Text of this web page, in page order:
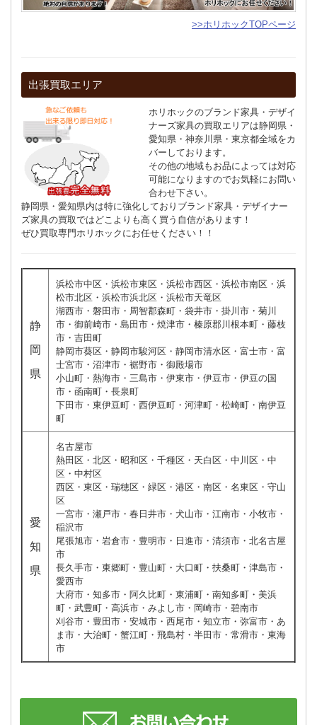
>>ホリホックTOPページ
出張買取エリア
ホリホックのブランド家具・デザイ
ナーズ家具の買取エリアは静岡県・
愛知県・神奈川県・東京都全域をカ
バーしております。
その他の地域もお品によっては対応
可能になりますのでお気軽にお問い
合わせ下さい。
静岡県・愛知県内は特に強化しておりブランド家具・デザイナー
ズ家具の買取ではどこよりも高く買う自信があります！
ぜひ買取専門ホリホックにお任せください！！
静
岡
県
浜松市中区・浜松市東区・浜松市西区・浜松市南区・浜
松市北区・浜松市浜北区・浜松市天竜区
湖西市・磐田市・周智郡森町・袋井市・掛川市・菊川
市・御前崎市・島田市・焼津市・榛原郡川根本町・藤枝
市・吉田町
静岡市葵区・静岡市駿河区・静岡市清水区・富士市・富
士宮市・沼津市・裾野市・御殿場市
小山町・熱海市・三島市・伊東市・伊豆市・伊豆の国
市・函南町・長泉町
下田市・東伊豆町・西伊豆町・河津町・松崎町・南伊豆
町
愛
知
県
名古屋市
熱田区・北区・昭和区・千種区・天白区・中川区・中
区・中村区
西区・東区・瑞穂区・緑区・港区・南区・名東区・守山
区
一宮市・瀬戸市・春日井市・犬山市・江南市・小牧市・
稲沢市
尾張旭市・岩倉市・豊明市・日進市・清須市・北名古屋
市
長久手市・東郷町・豊山町・大口町・扶桑町・津島市・
愛西市
大府市・知多市・阿久比町・東浦町・南知多町・美浜
町・武豊町・高浜市・みよし市・岡崎市・碧南市
刈谷市・豊田市・安城市・西尾市・知立市・弥富市・あ
ま市・大治町・蟹江町・飛島村・半田市・常滑市・東海
市